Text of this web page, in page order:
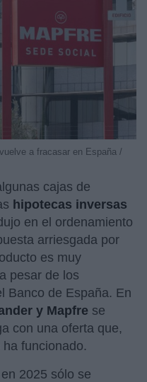
a fracasar en España /
cajas de
hipotecas inversas
en el ordenamiento
arriesgada por
es muy
pesar de los
Banco de España. En
y Mapfre se
con una oferta que,
funcionado.
2025 sólo se